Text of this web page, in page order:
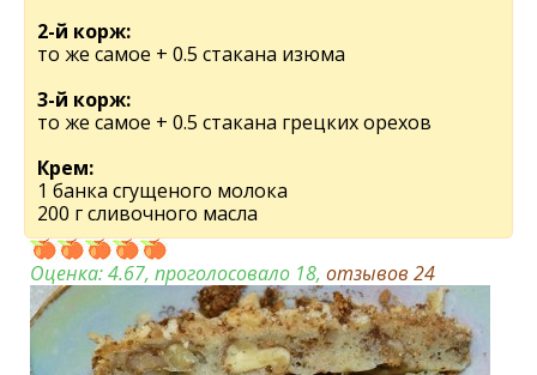
2-й корж:
то же самое + 0.5 стакана изюма
3-й корж:
то же самое + 0.5 стакана грецких орехов
Крем:
1 банка сгущеного молока
200 г сливочного масла
Оценка:4.67, проголосовало 18, отзывов 24